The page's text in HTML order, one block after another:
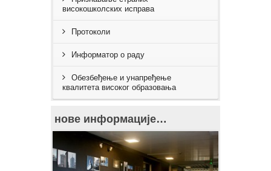
високошколских исправа
Протоколи
Информатор о раду
Обезбеђење и унапређење
квалитета високог образовања
нове информације…